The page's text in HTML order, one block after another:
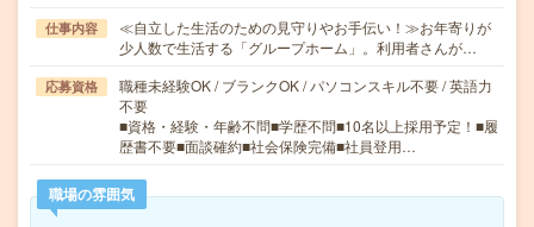
仕事内容
≪自立した生活のための見守りやお手伝い！≫お年寄りが
少人数で生活する「グループホーム」。利用者さんが…
応募資格
職種未経験OK / ブランクOK / パソコンスキル不要 / 英語力
不要
■資格・経験・年齢不問■学歴不問■10名以上採用予定！■履
歴書不要■面談確約■社会保険完備■社員登用…
職場の雰囲気